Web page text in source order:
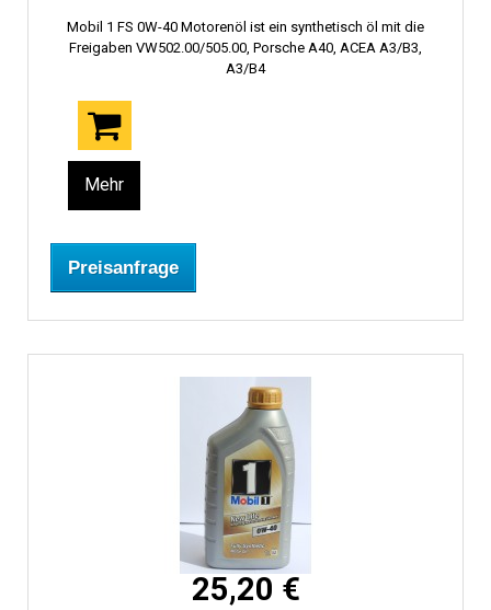
Mobil 1 FS 0W-40 Motorenöl ist ein synthetisch öl mit die
Freigaben VW502.00/505.00, Porsche A40, ACEA A3/B3,
A3/B4
Mehr
Preisanfrage
25,20 €